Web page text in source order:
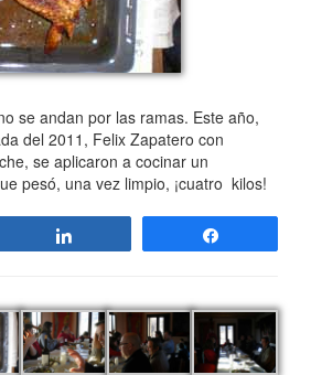
se andan por las ramas. Este año,
del 2011, Felix Zapatero con
se aplicaron a cocinar un
pesó, una vez limpio, ¡cuatro kilos!